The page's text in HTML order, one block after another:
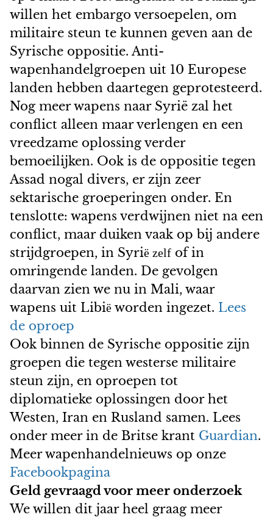
willen het embargo versoepelen, om
militaire steun te kunnen geven aan de
Syrische oppositie. Anti-
wapenhandelgroepen uit 10 Europese
landen hebben daartegen geprotesteerd.
Nog meer wapens naar Syrië zal het
conflict alleen maar verlengen en een
vreedzame oplossing verder
bemoeilijken. Ook is de oppositie tegen
Assad nogal divers, er zijn zeer
sektarische groeperingen onder. En
tenslotte: wapens verdwijnen niet na een
conflict, maar duiken vaak op bij andere
strijdgroepen, in Syrië zelf of in
omringende landen. De gevolgen
daarvan zien we nu in Mali, waar
wapens uit Libië worden ingezet. Lees
de oproep
Ook binnen de Syrische oppositie zijn
groepen die tegen westerse militaire
steun zijn, en oproepen tot
diplomatieke oplossingen door het
Westen, Iran en Rusland samen. Lees
onder meer in de Britse krant Guardian.
Meer wapenhandelnieuws op onze
Facebookpagina
Geld gevraagd voor meer onderzoek
We willen dit jaar heel graag meer